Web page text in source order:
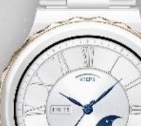
PREPROSTA BUČKINA JUHA:
JASNA GRBIČ: CELOVIT VODNIK PO